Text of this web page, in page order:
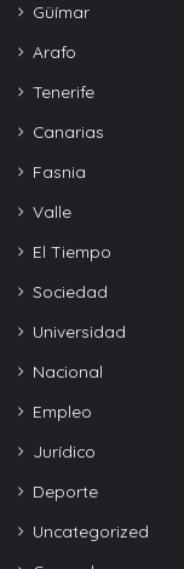
Güímar
Arafo
Tenerife
Canarias
Fasnia
Valle
El Tiempo
Sociedad
Universidad
Nacional
Empleo
Jurídico
Deporte
Uncategorized